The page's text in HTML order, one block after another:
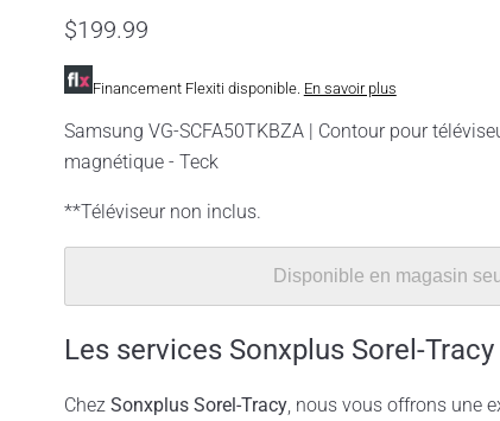
$199.99
Financement Flexiti disponible. En savoir plus
Samsung VG-SCFA50TKBZA | Contour pour
magnétique - Teck
**Téléviseur non inclus.
Disponible en magasin
Les services Sonxplus Sorel-
Chez Sonxplus Sorel-Tracy, nous vous offrons une